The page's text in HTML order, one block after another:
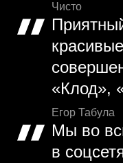
Чисто
«Клод»,
Егор Табула
Мы во
в